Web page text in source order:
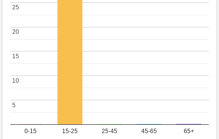
0-15 15-25 25-45 45-65 65+
5
5
10
10
15
15
20
20
25
25